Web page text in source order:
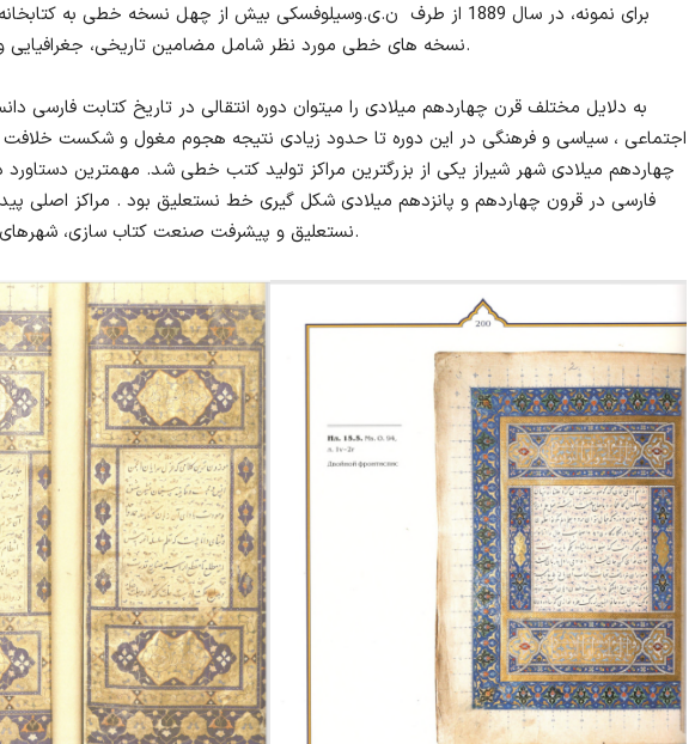
برای نمونه، در سال 1889 از طرف ن.ی.وسیلوفسکی بیش از چهل نسخه خطی به
نسخه های خطی مورد نظر شامل مضامین تاریخی، جغرافیایی و زندگی نامه هستند.
به دلایل مختلف قرن چهاردهم میلادی را میتوان دوره انتقالی در تاریخ کتابت فارسی
اجتماعی ، سیاسی و فرهنگی در این دوره تا حدود زیادی نتیجه هجوم مغول و شکست
چهاردهم میلادی شهر شیراز یکی از بزرگترین مراکز تولید کتب خطی شد. مهمترین دستاورد
فارسی در قرون چهاردهم و پانزدهم میلادی شکل گیری خط نستعلیق بود . مراکز
نستعلیق و پیشرفت صنعت کتاب سازی، شهرهای شیراز و تبریز بودند.